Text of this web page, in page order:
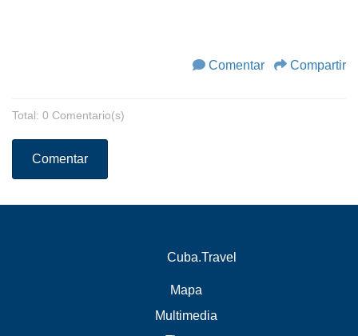
Comentar Compartir
Total: 0 Comentario(s)
Comentar
Cuba.Travel
Mapa
Multimedia